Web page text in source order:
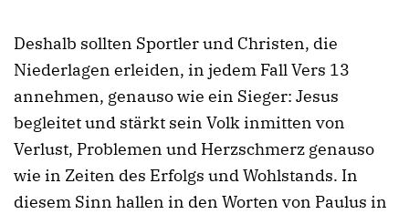
Deshalb sollten Sportler und Christen, die
Niederlagen erleiden, in jedem Fall Vers 13
annehmen, genauso wie ein Sieger: Jesus
begleitet und stärkt sein Volk inmitten von
Verlust, Problemen und Herzschmerz genauso
wie in Zeiten des Erfolgs und Wohlstands. In
diesem Sinn hallen in den Worten von Paulus in